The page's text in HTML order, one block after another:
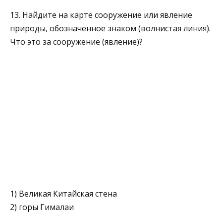
13. Найдите на карте сооружение или явление
природы, обозначенное знаком (волнистая линия).
Что это за сооружение (явление)?
1) Великая Китайская стена
2) горы Гималаи